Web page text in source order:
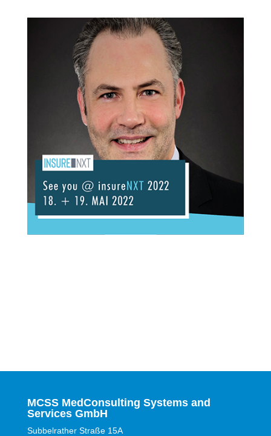
MCSS MedConsulting Systems and
Services GmbH
Subbelrather Straße 15A